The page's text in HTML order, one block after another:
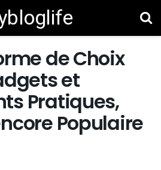
de Choix
et
Pratiques,
Populaire